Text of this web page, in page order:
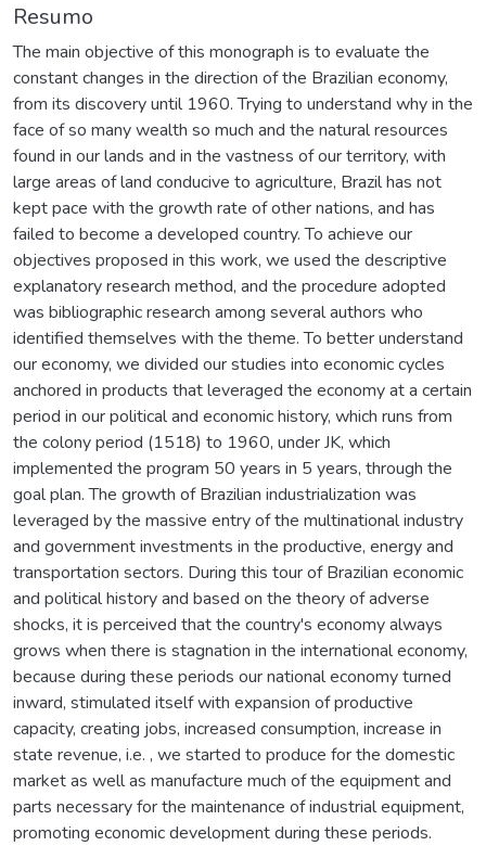
Resumo
The main objective of this monograph is to evaluate the
constant changes in the direction of the Brazilian economy,
from its discovery until 1960. Trying to understand why in the
face of so many wealth so much and the natural resources
found in our lands and in the vastness of our territory, with
large areas of land conducive to agriculture, Brazil has not
kept pace with the growth rate of other nations, and has
failed to become a developed country. To achieve our
objectives proposed in this work, we used the descriptive
explanatory research method, and the procedure adopted
was bibliographic research among several authors who
identified themselves with the theme. To better understand
our economy, we divided our studies into economic cycles
anchored in products that leveraged the economy at a certain
period in our political and economic history, which runs from
the colony period (1518) to 1960, under JK, which
implemented the program 50 years in 5 years, through the
goal plan. The growth of Brazilian industrialization was
leveraged by the massive entry of the multinational industry
and government investments in the productive, energy and
transportation sectors. During this tour of Brazilian economic
and political history and based on the theory of adverse
shocks, it is perceived that the country's economy always
grows when there is stagnation in the international economy,
because during these periods our national economy turned
inward, stimulated itself with expansion of productive
capacity, creating jobs, increased consumption, increase in
state revenue, i.e. , we started to produce for the domestic
market as well as manufacture much of the equipment and
parts necessary for the maintenance of industrial equipment,
promoting economic development during these periods.